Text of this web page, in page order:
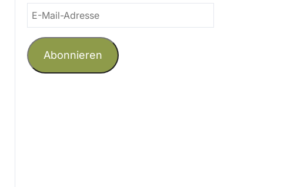
E-
Mail-
Adresse
Abonnieren